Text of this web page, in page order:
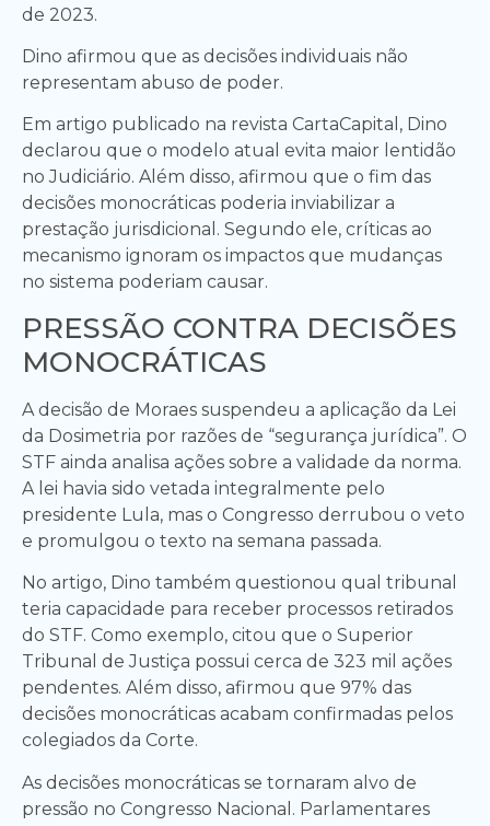
de 2023.
Dino afirmou que as decisões individuais não
representam abuso de poder.
Em artigo publicado na revista CartaCapital, Dino
declarou que o modelo atual evita maior lentidão
no Judiciário. Além disso, afirmou que o fim das
decisões monocráticas poderia inviabilizar a
prestação jurisdicional. Segundo ele, críticas ao
mecanismo ignoram os impactos que mudanças
no sistema poderiam causar.
PRESSÃO CONTRA DECISÕES
MONOCRÁTICAS
A decisão de Moraes suspendeu a aplicação da Lei
da Dosimetria por razões de “segurança jurídica”. O
STF ainda analisa ações sobre a validade da norma.
A lei havia sido vetada integralmente pelo
presidente Lula, mas o Congresso derrubou o veto
e promulgou o texto na semana passada.
No artigo, Dino também questionou qual tribunal
teria capacidade para receber processos retirados
do STF. Como exemplo, citou que o Superior
Tribunal de Justiça possui cerca de 323 mil ações
pendentes. Além disso, afirmou que 97% das
decisões monocráticas acabam confirmadas pelos
colegiados da Corte.
As decisões monocráticas se tornaram alvo de
pressão no Congresso Nacional. Parlamentares